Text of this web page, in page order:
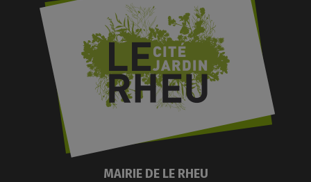
MAIRIE DE LE RHEU